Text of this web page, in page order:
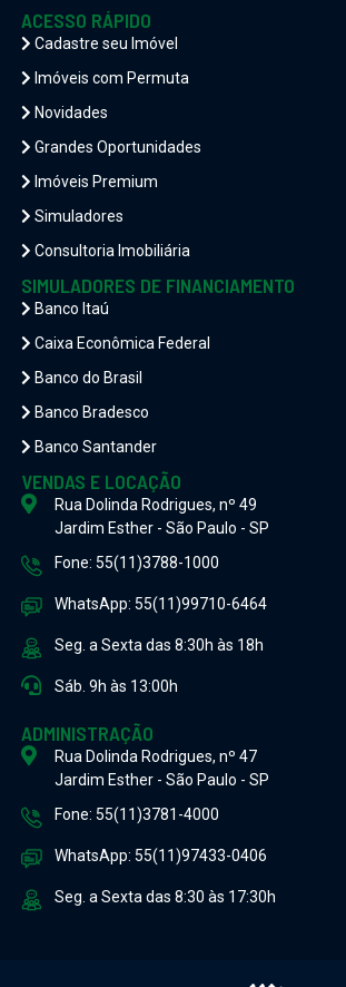
ACESSO RÁPIDO
Cadastre seu Imóvel
Imóveis com Permuta
Novidades
Grandes Oportunidades
Imóveis Premium
Simuladores
Consultoria Imobiliária
SIMULADORES DE FINANCIAMENTO
Banco Itaú
Caixa Econômica Federal
Banco do Brasil
Banco Bradesco
Banco Santander
VENDAS E LOCAÇÃO
Rua Dolinda Rodrigues, nº 49
Jardim Esther - São Paulo - SP
Fone: 55(11)3788-1000
WhatsApp: 55(11)99710-6464
Seg. a Sexta das 8:30h às 18h
Sáb. 9h às 13:00h
ADMINISTRAÇÃO
Rua Dolinda Rodrigues, nº 47
Jardim Esther - São Paulo - SP
Fone: 55(11)3781-4000
WhatsApp: 55(11)97433-0406
Seg. a Sexta das 8:30 às 17:30h